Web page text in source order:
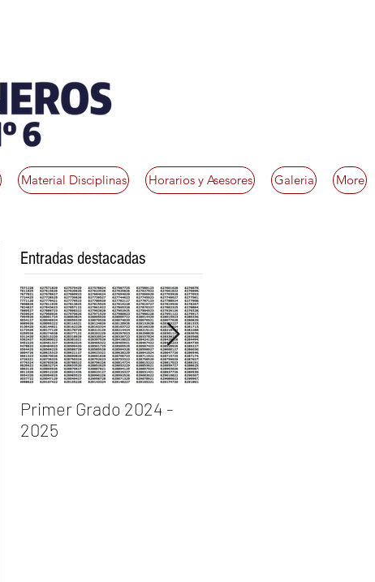
Material Disciplinas Horarios y Asesores Galeria More
Entradas destacadas
Primer Grado 2024 -
2025